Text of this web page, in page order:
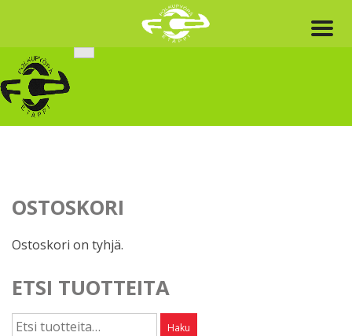
content
OSTOSKORI
Ostoskori on tyhjä.
ETSI TUOTTEITA
Etsi: Haku